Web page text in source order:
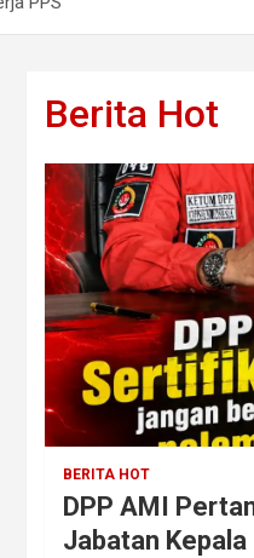
Berita Hot
BERITA HOT
DPP AMI
Jabatan